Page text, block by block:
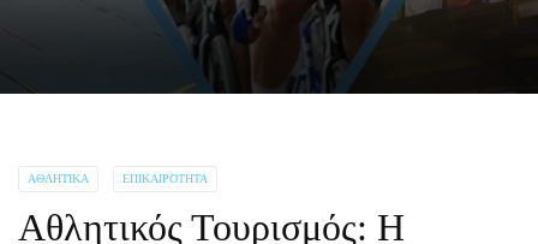
ΑΘΛΗΤΙΚΆ ΕΠΙΚΑΙΡΌΤΗΤΑ
Αθλητικός Τουρισμός: Η